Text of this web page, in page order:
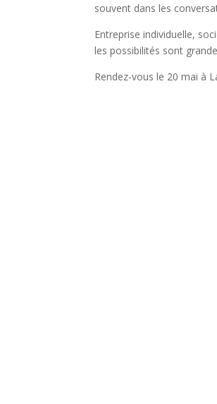
souvent dans les
Entreprise individuelle,
les possibilités sont
Rendez-vous le 20 mai à